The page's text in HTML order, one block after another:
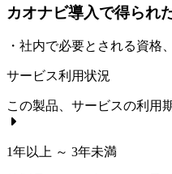
カオナビ導入で得られ
・社内で必要とされる資
サービス利用状況
この製品、サービスの利用
1年以上 ～ 3年未満